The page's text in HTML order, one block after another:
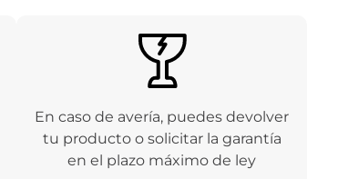
En caso de avería, puedes devolver
tu producto o solicitar la garantía
en el plazo máximo de ley